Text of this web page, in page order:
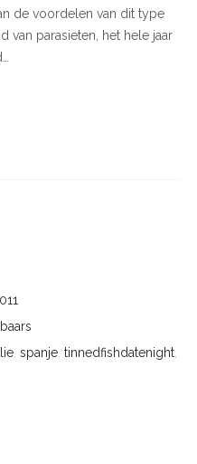
de voordelen van dit type
van parasieten, het hele jaar
spanje tinnedfishdatenight